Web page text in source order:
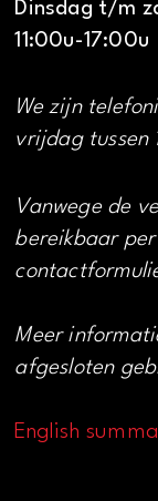
Dinsdag t/m
11:00u-17:00u
We zijn
vrijdag tussen
Vanwege de
bereikbaar
Meer
afgesloten
English